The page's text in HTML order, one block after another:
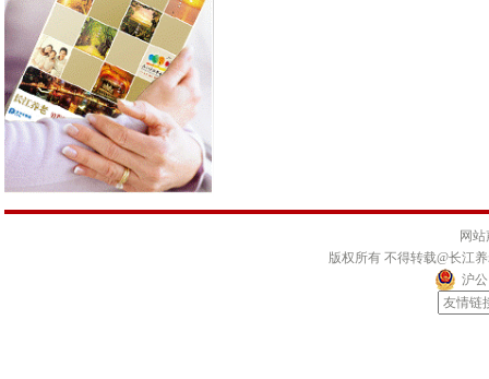
网
版权所有 不得转载@长江
沪公